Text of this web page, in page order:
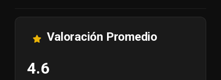
Valoración Promedio
4.6